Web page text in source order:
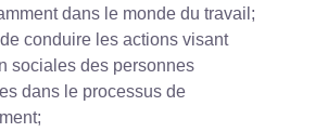
dans le monde du travail;
de conduire les actions visant
sociales des personnes
dans le processus de